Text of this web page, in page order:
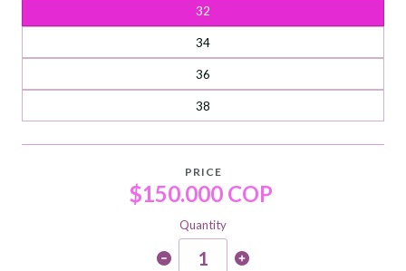
32
34
36
38
PRICE
$150.000 COP
Quantity